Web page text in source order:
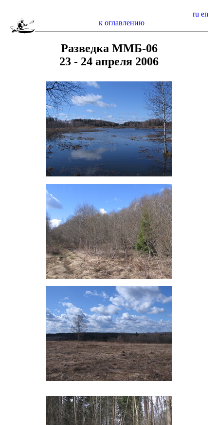
ru en
к оглавлению
Разведка ММБ-06
23 - 24 апреля 2006